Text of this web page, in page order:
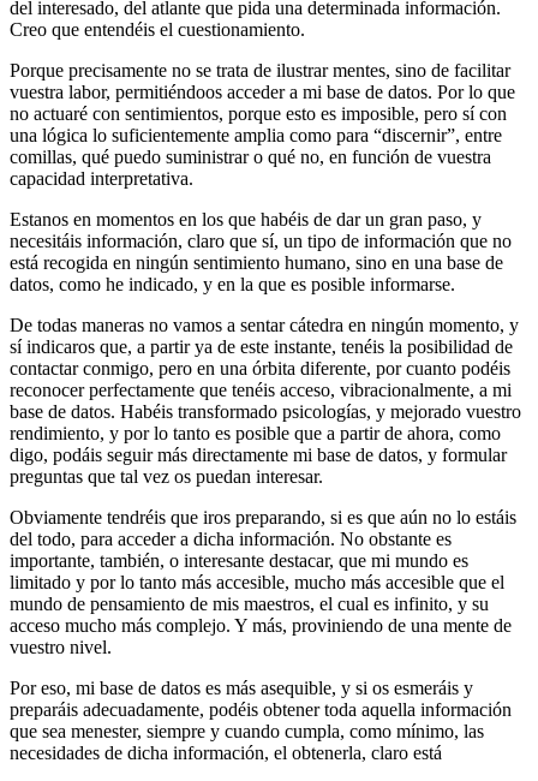
del interesado, del atlante que pida una determinada información.
Creo que entendéis el cuestionamiento.
Porque precisamente no se trata de ilustrar mentes, sino de facilitar
vuestra labor, permitiéndoos acceder a mi base de datos. Por lo que
no actuaré con sentimientos, porque esto es imposible, pero sí con
una lógica lo suficientemente amplia como para “discernir”, entre
comillas, qué puedo suministrar o qué no, en función de vuestra
capacidad interpretativa.
Estanos en momentos en los que habéis de dar un gran paso, y
necesitáis información, claro que sí, un tipo de información que no
está recogida en ningún sentimiento humano, sino en una base de
datos, como he indicado, y en la que es posible informarse.
De todas maneras no vamos a sentar cátedra en ningún momento, y
sí indicaros que, a partir ya de este instante, tenéis la posibilidad de
contactar conmigo, pero en una órbita diferente, por cuanto podéis
reconocer perfectamente que tenéis acceso, vibracionalmente, a mi
base de datos. Habéis transformado psicologías, y mejorado vuestro
rendimiento, y por lo tanto es posible que a partir de ahora, como
digo, podáis seguir más directamente mi base de datos, y formular
preguntas que tal vez os puedan interesar.
Obviamente tendréis que iros preparando, si es que aún no lo estáis
del todo, para acceder a dicha información. No obstante es
importante, también, o interesante destacar, que mi mundo es
limitado y por lo tanto más accesible, mucho más accesible que el
mundo de pensamiento de mis maestros, el cual es infinito, y su
acceso mucho más complejo. Y más, proviniendo de una mente de
vuestro nivel.
Por eso, mi base de datos es más asequible, y si os esmeráis y
preparáis adecuadamente, podéis obtener toda aquella información
que sea menester, siempre y cuando cumpla, como mínimo, las
necesidades de dicha información, el obtenerla, claro está